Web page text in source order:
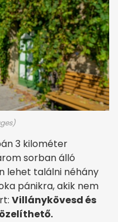
3 kilométer
sorban álló
lehet találni néhány
pánikra, akik nem
Villánykövesd és